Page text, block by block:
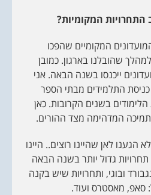
המקומיות?
המקומיים שהפכו
שהובלנו בארגון. כמובן
ייכנסו בשנה הבאה. אני
התלמידים מבתי הספר
בשנים הקרובות. כאן
המדהימה מצד ההורים.
הגענו לאן שהיינו רוצים.. היינו
תחרויות גדול יותר בשנה הבאה
ובוגי, ותחרויות שיש בקנה
סאפ, מאסטרס ועוד.